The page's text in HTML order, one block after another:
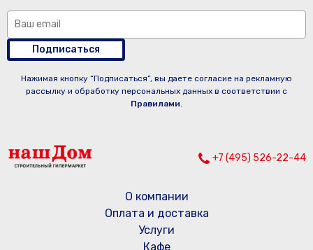
Подписаться
Нажимая кнопку “Подписаться”, вы даете согласие на рекламную
рассылку и обработку персональных данных в соответствии с
Правилами.
+7 (495) 526-22-44
О компании
Оплата и доставка
Услуги
Кафе